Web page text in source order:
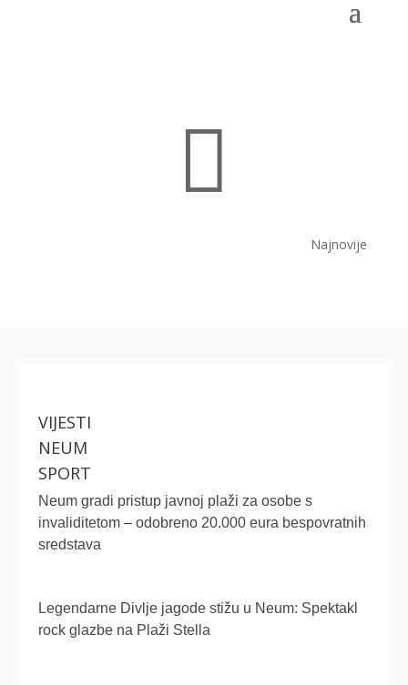

Najnovije
VIJESTI
NEUM
SPORT
Neum gradi pristup javnoj plaži za osobe s
invaliditetom – odobreno 20.000 eura bespovratnih
sredstava
Legendarne Divlje jagode stižu u Neum: Spektakl
rock glazbe na Plaži Stella